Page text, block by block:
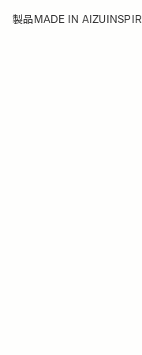
製品MADE IN AIZU